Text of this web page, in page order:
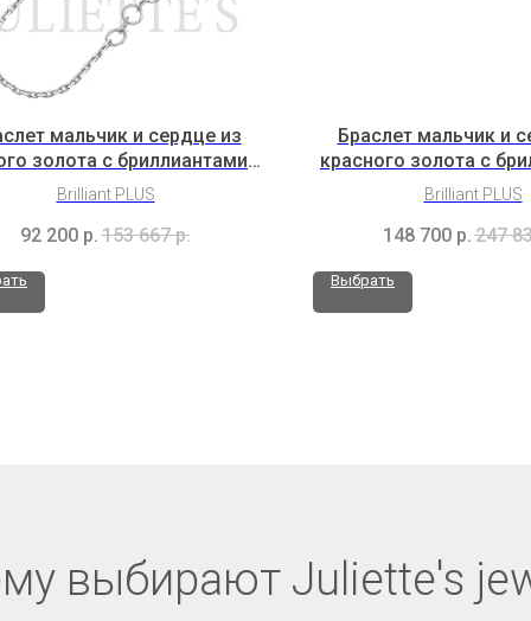
мальчик и сердце из
золота с бриллиантами
(3H5B3K2b)
Brilliant PLUS
92 200 р. 153 667 р.
Браслет мальчик и
красного золота с
(2H7B8K2b)
Brilliant PLUS
148 700 р.247
Выбрать
выбирают Juliette's